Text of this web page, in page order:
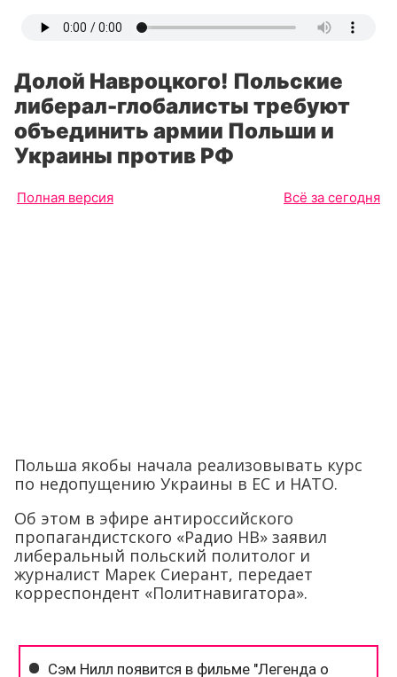
Долой Навроцкого! Польские
либерал-глобалисты требуют
объединить армии Польши и
Украины против РФ
Полная версия Всё за сегодня
Польша якобы начала реализовывать курс
по недопущению Украины в ЕС и НАТО.
Об этом в эфире антироссийского
пропагандистского «Радио НВ» заявил
либеральный польский политолог и
журналист Марек Сиерант, передает
корреспондент «Политнавигатора».